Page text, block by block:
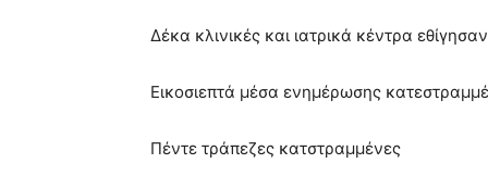
Δέκα κλινικές και ιατρικά κέντρα εθίγησαν
Εικοσιεπτά μέσα ενημέρωσης
Πέντε τράπεζες κατστραμμένες